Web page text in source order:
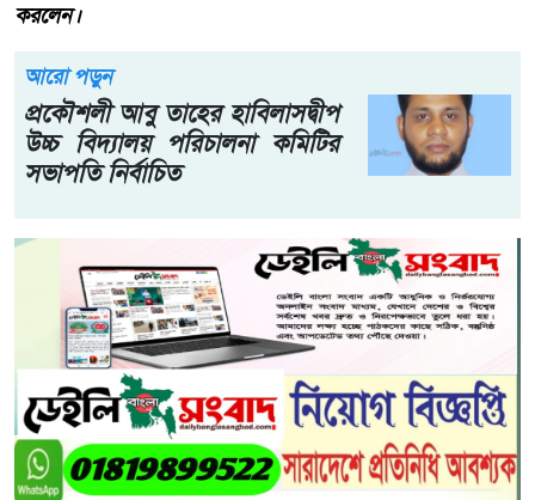
করলেন।
আরো পড়ুন
প্রকৌশলী আবু তাহের হাবিলাসদ্বীপ
উচ্চ বিদ্যালয় পরিচালনা কমিটির
সভাপতি নির্বাচিত